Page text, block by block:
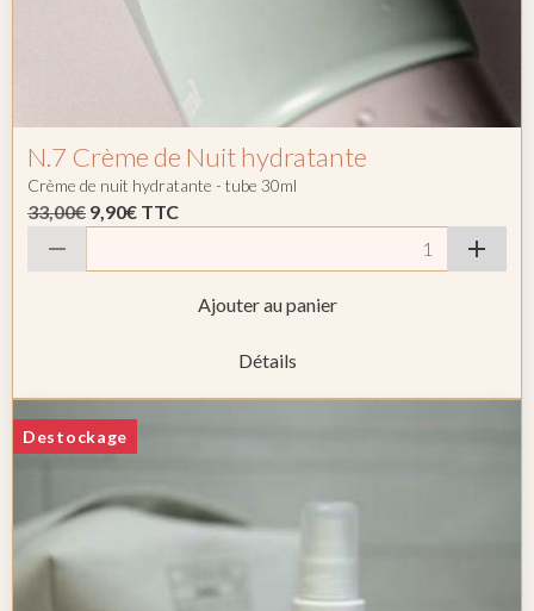
N.7 Crème de Nuit hydratante
Crème de nuit hydratante - tube 30ml
33,00€ 9,90€ TTC
Ajouter au panier
Détails
Destockage